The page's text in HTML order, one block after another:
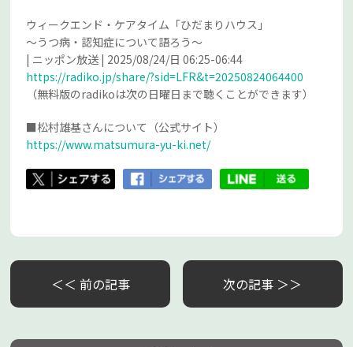
ウィークエンド・ケアタイム「ひだまりハウス」
～うつ病・認知症について語ろう～
| ニッポン放送 | 2025/08/24/日 06:25-06:44
https://radiko.jp/share/?sid=LFR&t=20250824064400
（無料版のradikoは次の日曜日まで聴くことができます）
■松村雄基さんについて（公式サイト）
https://www.matsumura-yu-ki.net/
＜＜ 前の記事 次の記事 ＞＞